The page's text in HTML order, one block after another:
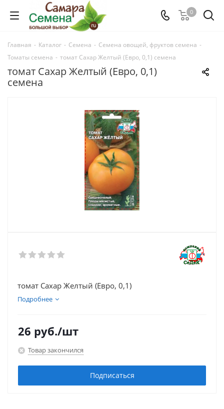
0
Главная - Каталог - Семена - Семена овощей, фруктов семена -
Томаты семена - томат Сахар Желтый (Евро, 0,1) семена
томат Сахар Желтый (Евро, 0,1)
семена
томат Сахар Желтый (Евро, 0,1)
Подробнее
26 руб./шт
Товар закончился
Подписаться